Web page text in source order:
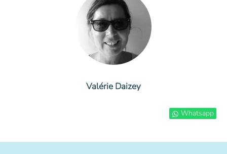
Valérie Daizey
Whatsapp